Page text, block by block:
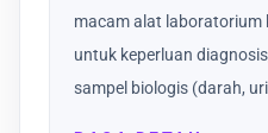
macam alat laboratorium
untuk keperluan
sampel biologis (darah,